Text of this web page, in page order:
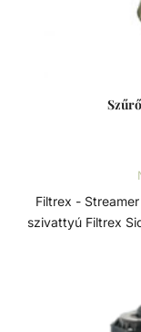
Filtrex - Streamer szűrőszett
szivattyú Filtrex
kombinációját
tartozékok